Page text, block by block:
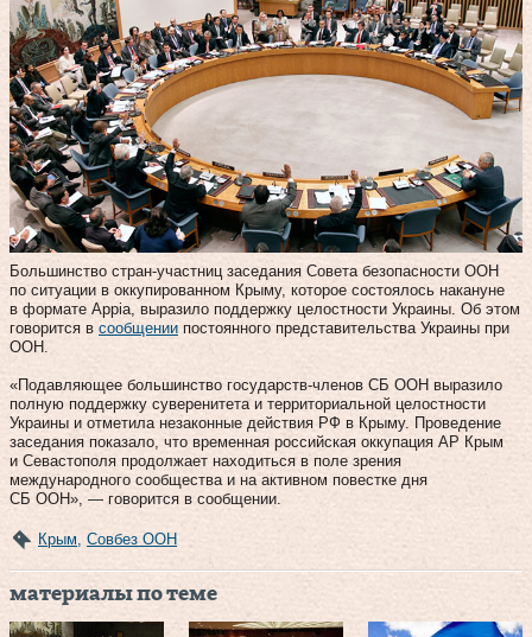
Большинство стран-участниц заседания Совета безопасности ООН
по ситуации в оккупированном Крыму, которое состоялось накануне
в формате Appia, выразило поддержку целостности Украины. Об этом
говорится в сообщении постоянного представительства Украины при
ООН.
«Подавляющее большинство государств-членов СБ ООН выразило
полную поддержку суверенитета и территориальной целостности
Украины и отметила незаконные действия РФ в Крыму. Проведение
заседания показало, что временная российская оккупация АР Крым
и Севастополя продолжает находиться в поле зрения
международного сообщества и на активном повестке дня
СБ ООН», — говорится в сообщении.
Крым Совбез ООН
материалы по теме